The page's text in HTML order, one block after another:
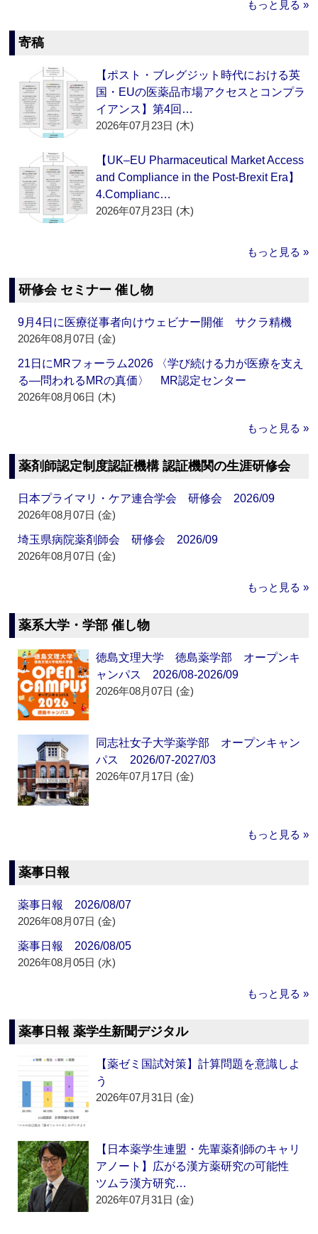
もっと見る »
寄稿
【ポスト・ブレグジット時代における英
国・EUの医薬品市場アクセスとコンプラ
イアンス】第4回…
2026年07月23日 (木)
【UK–EU Pharmaceutical Market Access
and Compliance in the Post-Brexit Era】
4.Complianc…
2026年07月23日 (木)
もっと見る »
研修会 セミナー 催し物
9月4日に医療従事者向けウェビナー開催 サクラ精機
2026年08月07日 (金)
21日にMRフォーラム2026 〈学び続ける力が医療を支え
る―問われるMRの真価〉 MR認定センター
2026年08月06日 (木)
もっと見る »
薬剤師認定制度認証機構 認証機関の生涯研修会
日本プライマリ・ケア連合学会 研修会 2026/09
2026年08月07日 (金)
埼玉県病院薬剤師会 研修会 2026/09
2026年08月07日 (金)
もっと見る »
薬系大学・学部 催し物
徳島文理大学 徳島薬学部 オープンキ
ャンパス 2026/08-2026/09
2026年08月07日 (金)
同志社女子大学薬学部 オープンキャン
パス 2026/07-2027/03
2026年07月17日 (金)
もっと見る »
薬事日報
薬事日報 2026/08/07
2026年08月07日 (金)
薬事日報 2026/08/05
2026年08月05日 (水)
もっと見る »
薬事日報 薬学生新聞デジタル
【薬ゼミ国試対策】計算問題を意識しよ
う
2026年07月31日 (金)
【日本薬学生連盟・先輩薬剤師のキャリ
アノート】広がる漢方薬研究の可能性
ツムラ漢方研究…
2026年07月31日 (金)